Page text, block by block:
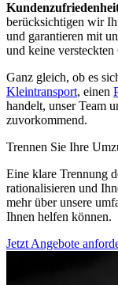
berücksichtigen wir
und garantieren mit
und keine versteckten
Ganz gleich, ob es
Kleintransport, einen
handelt, unser Team
zuvorkommend.
Trennen Sie Ihre
Eine klare Trennung
rationalisieren und
mehr über unsere
Ihnen helfen können.
Jetzt Angebote